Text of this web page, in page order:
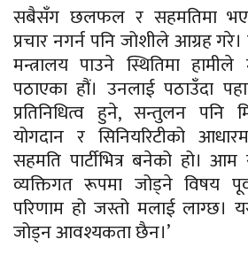
सबैसँग छलफल र सहमतिमा
प्रचार नगर्न पनि जोशीले आग्रह
मन्त्रालय पाउने स्थितिमा हामीले
पठाएका हौं। उनलाई पठाउँदा
प्रतिनिधित्व हुने, सन्तुलन पनि
योगदान र सिनियरिटीको
सहमति पार्टीभित्र बनेको हो।
व्यक्तिगत रूपमा जोड्ने विषय
परिणाम हो जस्तो मलाई लाग्छ।
जोड्न आवश्यकता छैन।’